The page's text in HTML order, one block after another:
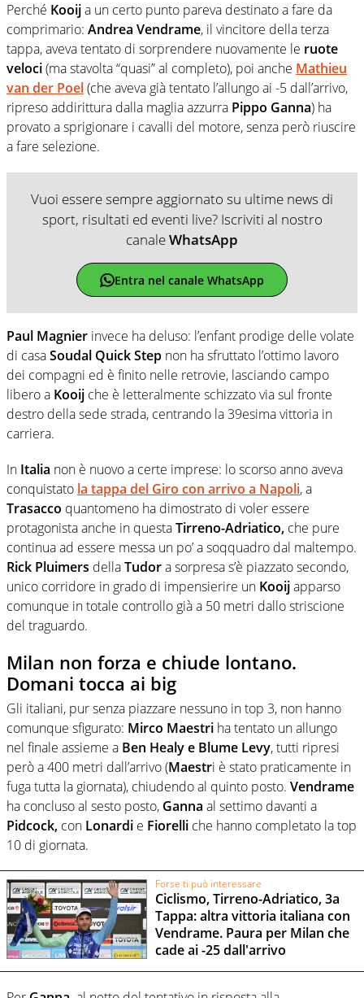
Perché Kooija un certo punto pareva destinato a fare da
comprimario: Andrea Vendrame, il vincitore della terza
tappa, aveva tentato di sorprendere nuovamente le ruote
veloci(ma stavolta “quasi” al completo), poi anche Mathieu
van der Poel(che aveva già tentato l’allungo ai -5 dall’arrivo,
ripreso addirittura dalla maglia azzurra Pippo Ganna) ha
provato a sprigionare i cavalli del motore, senza però riuscire
a fare selezione.
Vuoi essere sempre aggiornato su ultime news di
sport, risultati ed eventi live? Iscriviti al nostro
canaleWhatsApp
Entra nel canale WhatsApp
Paul Magnier invece ha deluso: l’enfant prodige delle volate
di casaSoudal Quick Step non ha sfruttato l’ottimo lavoro
dei compagni ed è finito nelle retrovie, lasciando campo
libero a Kooij che è letteralmente schizzato via sul fronte
destro della sede strada, centrando la 39esima vittoria in
carriera.
In Italia non è nuovo a certe imprese: lo scorso anno aveva
conquistato la tappa del Giro con arrivo a Napoli, a
Trasacco quantomeno ha dimostrato di voler essere
protagonista anche in questaTirreno-Adriatico, che pure
continua ad essere messa un po’ a soqquadro dal maltempo.
Rick Pluimers dellaTudora sorpresa s’è piazzato secondo,
unico corridore in grado di impensierire un Kooijapparso
comunque in totale controllo già a 50 metri dallo striscione
del traguardo.
Milan non forza e chiude lontano.
Domani tocca ai big
Gli italiani, pur senza piazzare nessuno in top 3, non hanno
comunque sfigurato: Mirco Maestri ha tentato un allungo
nel finale assieme a Ben Healy e Blume Levy, tutti ripresi
però a 400 metri dall’arrivo (Maestri è stato praticamente in
fuga tutta la giornata), chiudendo al quinto posto. Vendrame
ha concluso al sesto posto, Ganna al settimo davanti a
Pidcock, con Lonardi e Fiorelli che hanno completato la top
10 di giornata.
Forse ti può interessare
Ciclismo, Tirreno-Adriatico, 3a
Tappa: altra vittoria italiana con
Vendrame. Paura per Milan che
cade ai -25 dall'arrivo